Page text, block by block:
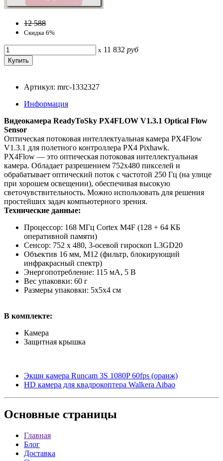
12 588
Скидка 6%
x 11 832 руб
Артикул: mrc-1332327
Информация
Видеокамера ReadyToSky PX4FLOW V1.3.1 Optical Flow
Sensor
Оптическая потоковая интеллектуальная камера PX4Flow
V1.3.1 для полетного контроллера PX4 Pixhawk.
PX4Flow — это оптическая потоковая интеллектуальная
камера. Обладает разрешением 752x480 пикселей и
обрабатывает оптический поток с частотой 250 Гц (на улице
при хорошем освещении), обеспечивая высокую
светочувствительность. Можно использовать для решения
простейших задач компьютерного зрения.
Технические данные:
Процессор: 168 МГц Cortex M4F (128 + 64 КБ
оперативной памяти)
Сенсор: 752 x 480, 3-осевой гироскоп L3GD20
Объектив 16 мм, M12 (фильтр, блокирующий
инфракрасный спектр)
Энергопотребление: 115 мА, 5 В
Вес упаковки: 60 г
Размеры упаковки: 5x5x4 см
В комплекте:
Камера
Защитная крышка
Экшн камера Runcam 3S 1080P 60fps (оранж)
HD камера для квадрокоптера Walkera Aibao
Основные страницы
Главная
Блог
Доставка